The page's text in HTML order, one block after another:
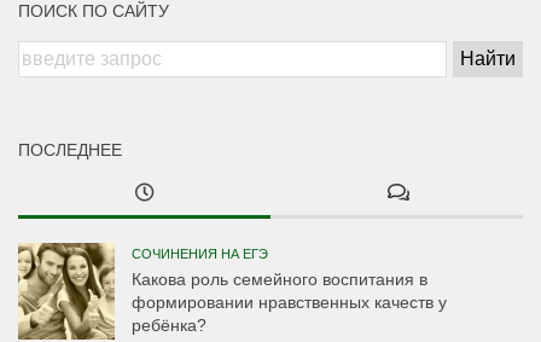
ПОИСК ПО САЙТУ
ПОСЛЕДНЕЕ
СОЧИНЕНИЯ НА ЕГЭ
Какова роль семейного воспитания в
формировании нравственных качеств у
ребёнка?